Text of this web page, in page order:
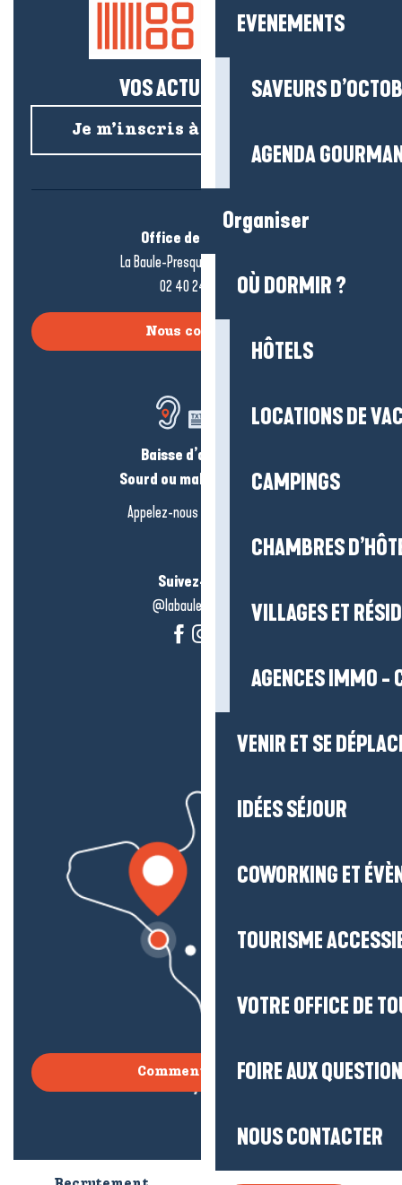
EVENEMENTS
SAVEURS
AGENDA
Organiser
OÙ DORMIR ?
HÔTELS
LOCATIONS DE
CAMPINGS
CHAMBRES
VILLAGES ET
AGENCES IMMO -
VENIR ET SE
IDÉES SÉJOUR
COWORKING ET
TOURISME
VOTRE OFFICE DE
FOIRE AUX
NOUS CONTACTER
VOS ACTUS SALÉES !
Je m’inscris à la newsletter
Office de tourisme
La Baule-Presqu’île de Guérande
02 40 24 34 44
Nous contacter
Baisse d’audition ?
Sourd ou malentendant ?
Appelez-nous en
Suivez-nous !
@labauleguérande
Comment venir ?